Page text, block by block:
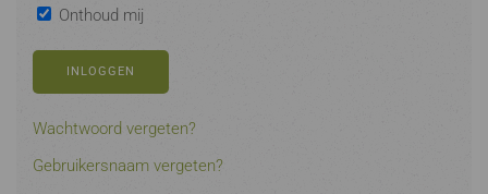
Onthoud mij
INLOGGEN
Wachtwoord vergeten?
Gebruikersnaam vergeten?